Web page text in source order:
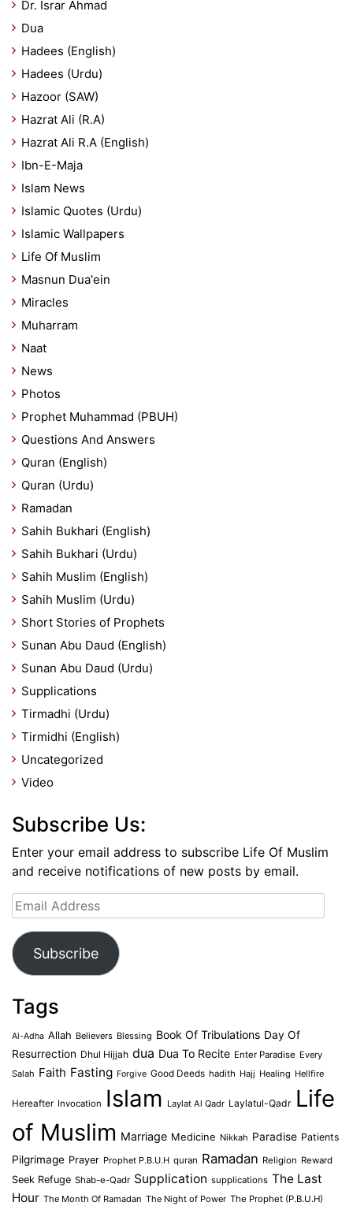
Dr. Israr Ahmad
Dua
Hadees (English)
Hadees (Urdu)
Hazoor (SAW)
Hazrat Ali (R.A)
Hazrat Ali R.A (English)
Ibn-E-Maja
Islam News
Islamic Quotes (Urdu)
Islamic Wallpapers
Life Of Muslim
Masnun Dua'ein
Miracles
Muharram
Naat
News
Photos
Prophet Muhammad (PBUH)
Questions And Answers
Quran (English)
Quran (Urdu)
Ramadan
Sahih Bukhari (English)
Sahih Bukhari (Urdu)
Sahih Muslim (English)
Sahih Muslim (Urdu)
Short Stories of Prophets
Sunan Abu Daud (English)
Sunan Abu Daud (Urdu)
Supplications
Tirmadhi (Urdu)
Tirmidhi (English)
Uncategorized
Video
Subscribe Us:
Enter your email address to subscribe Life Of Muslim
and receive notifications of new posts by email.
Email
Address
Subscribe
Tags
Al-Adha Allah Believers Blessing Book Of Tribulations Day Of
Resurrection Dhul Hijjah dua Dua To Recite Enter Paradise Every
Salah Faith Fasting Forgive Good Deeds hadith Hajj Healing Hellfire
Hereafter Invocation Islam Laylat Al Qadr Laylatul-Qadr Life
of Muslim Marriage Medicine Nikkah Paradise Patients
Pilgrimage Prayer Prophet P.B.U.H quran Ramadan Religion Reward
Seek Refuge Shab-e-Qadr Supplication supplications The Last
Hour The Month Of Ramadan The Night of Power The Prophet (P.B.U.H)